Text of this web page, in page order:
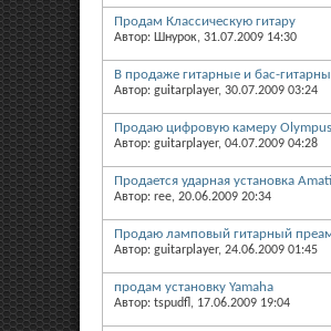
Продам Классическую гитару
Автор: Шнурок, 31.07.2009 14:30
В продаже гитарные и бас-
Автор: guitarplayer, 30.07.2009 03:24
Продаю цифровую камеру
Автор: guitarplayer, 04.07.2009 04:28
Продается ударная установка Amati
Автор: ree, 20.06.2009 20:34
Продаю ламповый гитарный
Автор: guitarplayer, 24.06.2009 01:45
продам установку Yamaha
Автор: tspudfl, 17.06.2009 19:04